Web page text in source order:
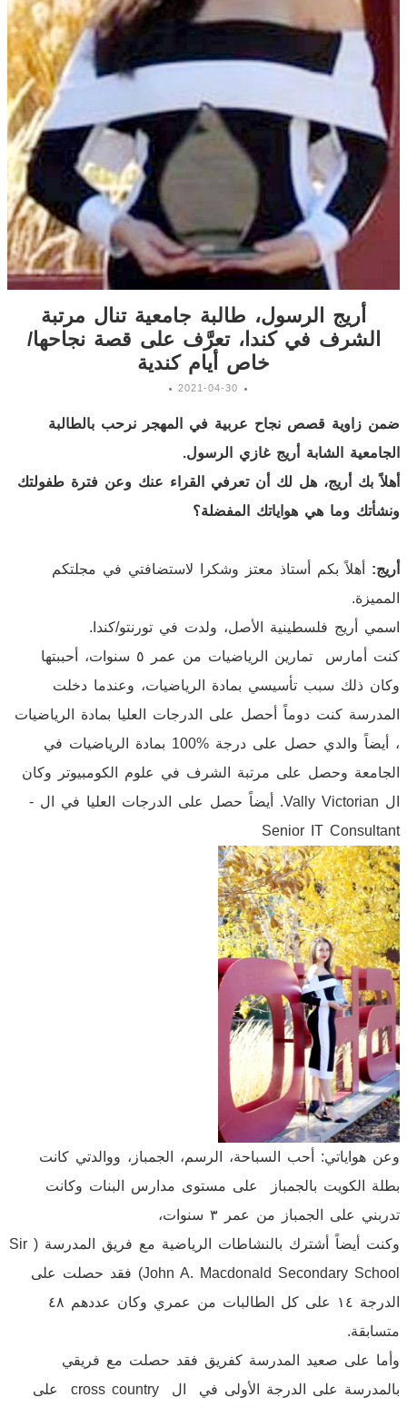
أريج الرسول، طالبة جامعية تنال مرتبة
الشرف في كندا، تعرَّف على قصة نجاحها/
خاص أيام كندية
2021-04-30
ضمن زاوية قصص نجاح عربية في المهجر نرحب بالطالبة
الجامعية الشابة أريج غازي الرسول.
أهلاً بك أريج، هل لك أن تعرفي القراء عنك وعن فترة طفولتك
ونشأتك وما هي هواياتك المفضلة؟
أريج: أهلاً بكم أستاذ معتز وشكرا لاستضافتي في مجلتكم
المميزة.
اسمي أريج فلسطينية الأصل، ولدت في تورنتو/كندا.
كنت أمارس تمارين الرياضيات من عمر ٥ سنوات، أحببتها
وكان ذلك سبب تأسيسي بمادة الرياضيات، وعندما دخلت
المدرسة كنت دوماً أحصل على الدرجات العليا بمادة الرياضيات
، أيضاً والدي حصل على درجة %100 بمادة الرياضيات في
الجامعة وحصل على مرتبة الشرف في علوم الكومبيوتر وكان
ال Vally Victorian. أيضاً حصل على الدرجات العليا في ال -
Senior IT Consultant
وعن هواياتي: أحب السباحة، الرسم، الجمباز، ووالدتي كانت
بطلة الكويت بالجمباز على مستوى مدارس البنات وكانت
تدربني على الجمباز من عمر ٣ سنوات،
وكنت أيضاً أشترك بالنشاطات الرياضية مع فريق المدرسة ( Sir
John A. Macdonald Secondary School) فقد حصلت على
الدرجة ١٤ على كل الطالبات من عمري وكان عددهم ٤٨
متسابقة.
وأما على صعيد المدرسة كفريق فقد حصلت مع فريقي
بالمدرسة على الدرجة الأولى في ال cross country على